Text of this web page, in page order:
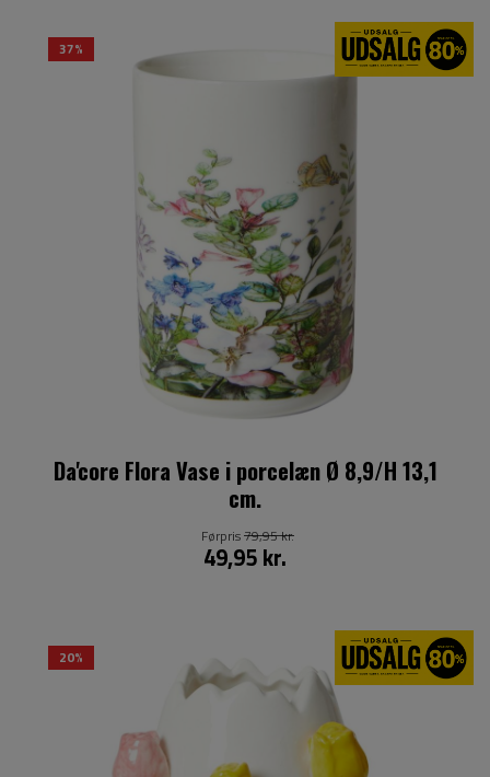
37%
Da'core Flora Vase i porcelæn Ø 8,9/H 13,1
cm.
49,95 kr.
Førpris79,95 kr.
20%